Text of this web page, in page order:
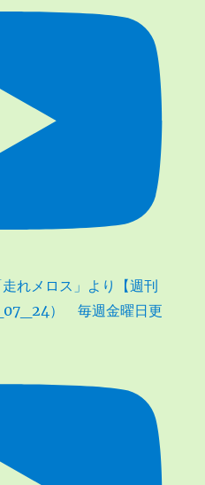
れメロス」より【週刊
） 毎週金曜日更